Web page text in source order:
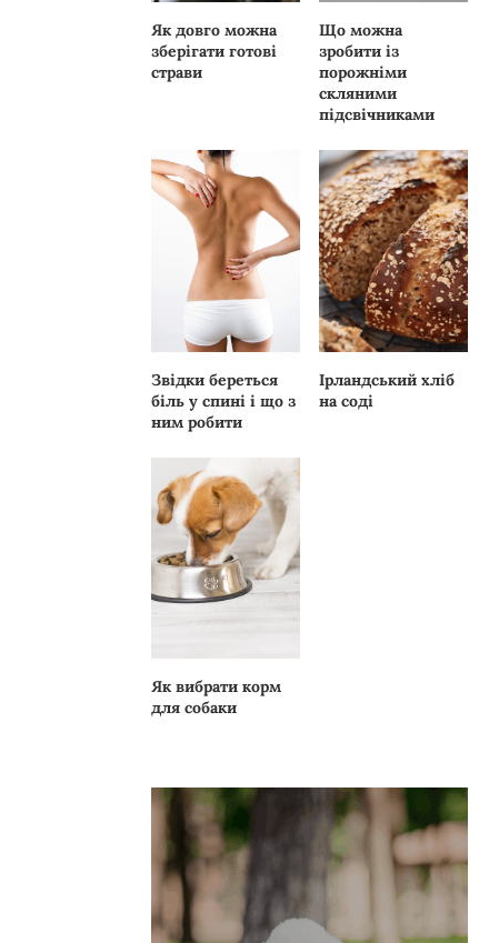
Як довго можна
зберігати готові
страви
Що можна
зробити із
порожніми
скляними
підсвічниками
Звідки береться
біль у спині і що з
ним робити
Ірландський хліб
на соді
Як вибрати корм
для собаки